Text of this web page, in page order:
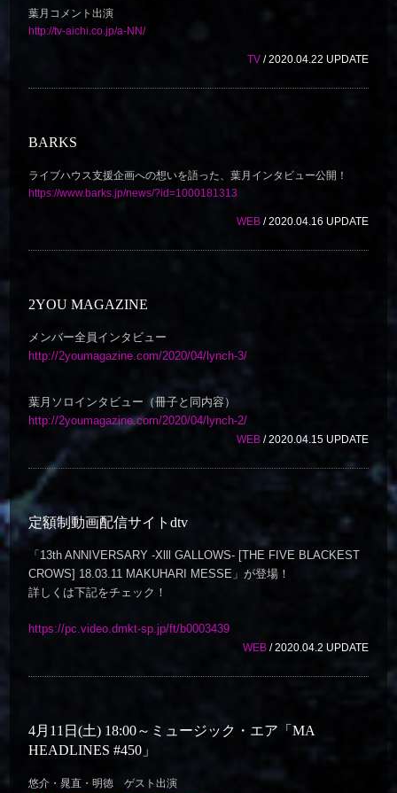
葉月コメント出演
http://tv-aichi.co.jp/a-NN/
TV/ 2020.04.22 UPDATE
BARKS
ライブハウス支援企画への想いを語った、葉月インタビュー公開！
https://www.barks.jp/news/?id=1000181313
WEB/ 2020.04.16 UPDATE
2YOU MAGAZINE
メンバー全員インタビュー
http://2youmagazine.com/2020/04/lynch-3/
葉月ソロインタビュー（冊子と同内容）
http://2youmagazine.com/2020/04/lynch-2/
WEB/ 2020.04.15 UPDATE
定額制動画配信サイトdtv
「13th ANNIVERSARY -Xlll GALLOWS- [THE FIVE BLACKEST
CROWS] 18.03.11 MAKUHARI MESSE」が登場！
詳しくは下記をチェック！
https://pc.video.dmkt-sp.jp/ft/b0003439
WEB/ 2020.04.2 UPDATE
4月11日(土) 18:00～ミュージック・エア「MA
HEADLINES #450」
悠介・晁直・明徳 ゲスト出演